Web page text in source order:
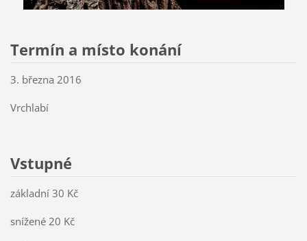
Termín a místo konání
3. března 2016
Vrchlabí
Vstupné
základní 30 Kč
snížené 20 Kč